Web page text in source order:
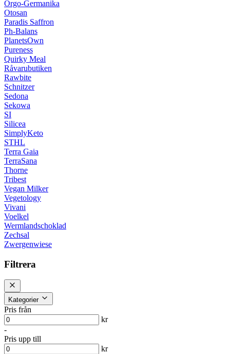
Orgo-Germanika
Otosan
Paradis Saffron
Ph-Balans
PlanetsOwn
Pureness
Quirky Meal
Råvarubutiken
Rawbite
Schnitzer
Sedona
Sekowa
SI
Silicea
SimplyKeto
STHL
Terra Gaia
TerraSana
Thorne
Tribest
Vegan Milker
Vegetology
Vivani
Voelkel
Wermlandschoklad
Zechsal
Zwergenwiese
Filtrera
Kategorier
Pris från
kr
-
Pris upp till
kr